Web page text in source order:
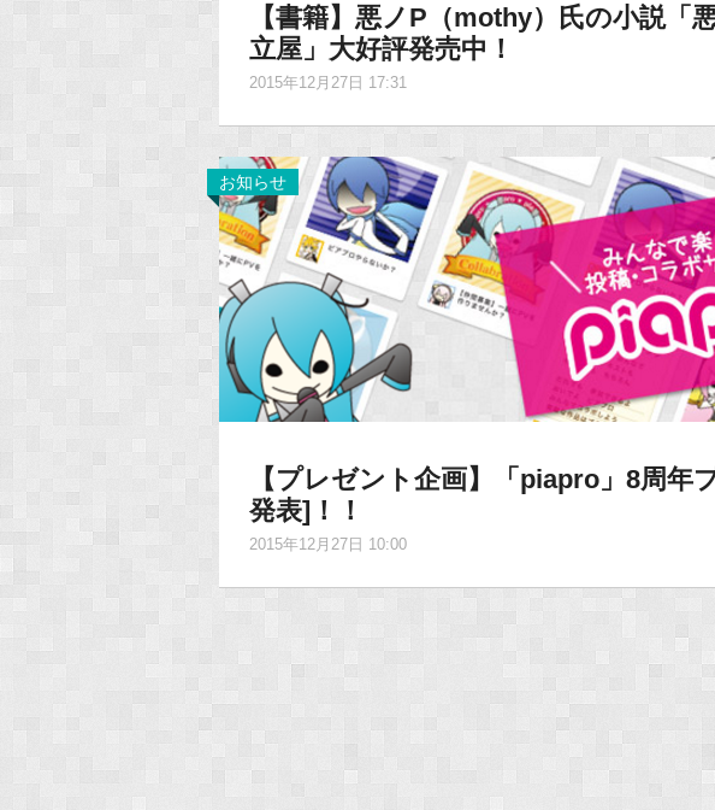
【書籍】悪ノP（mothy）氏の小説
立屋」大好評発売中！
2015年12月27日 17:31
お知らせ
【プレゼント企画】「piapro」8周年
発表]！！
2015年12月27日 10:00